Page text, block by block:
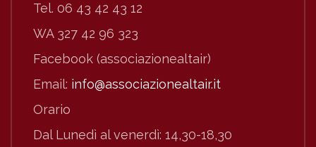
Tel. 06 43 42 43 12
WA 327 42 96 323
Facebook (associazionealtair)
Email: info@associazionealtair.it
Orario
Dal Lunedì al venerdì: 14,30-18,30